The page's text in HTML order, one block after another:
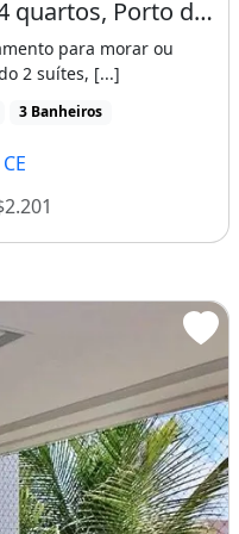
Apartamento no Térreo, 4 quartos, Porto das Dunas, mobiliado
para morar ou
2 suítes, [...]
3 Banheiros